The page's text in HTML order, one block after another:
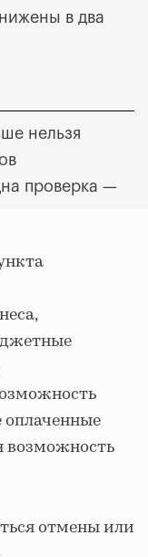
в два
нельзя
проверка —
возможность
отмены или